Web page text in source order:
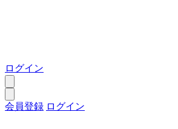
ログイン
会員登録 ログイン